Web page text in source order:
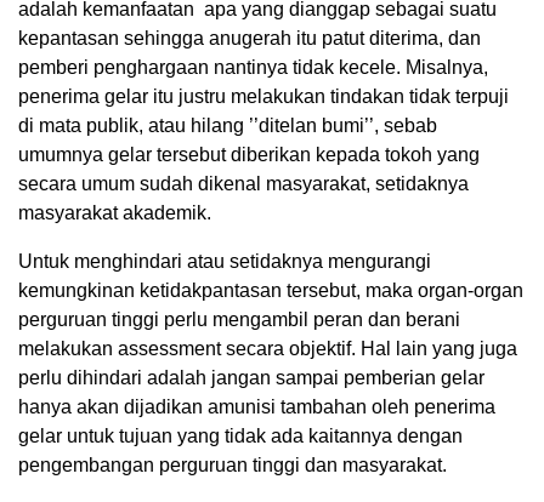
adalah kemanfaatan apa yang dianggap sebagai suatu
kepantasan sehingga anugerah itu patut diterima, dan
pemberi penghargaan nantinya tidak kecele. Misalnya,
penerima gelar itu justru melakukan tindakan tidak terpuji
di mata publik, atau hilang ’’ditelan bumi’’, sebab
umumnya gelar tersebut diberikan kepada tokoh yang
secara umum sudah dikenal masyarakat, setidaknya
masyarakat akademik.
Untuk menghindari atau setidaknya mengurangi
kemungkinan ketidakpantasan tersebut, maka organ-organ
perguruan tinggi perlu mengambil peran dan berani
melakukan assessment secara objektif. Hal lain yang juga
perlu dihindari adalah jangan sampai pemberian gelar
hanya akan dijadikan amunisi tambahan oleh penerima
gelar untuk tujuan yang tidak ada kaitannya dengan
pengembangan perguruan tinggi dan masyarakat.